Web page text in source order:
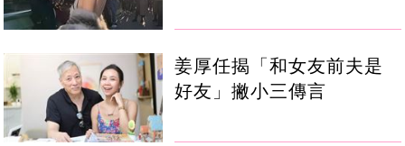
姜厚任揭「和女友前夫是
好友」撇小三傳言